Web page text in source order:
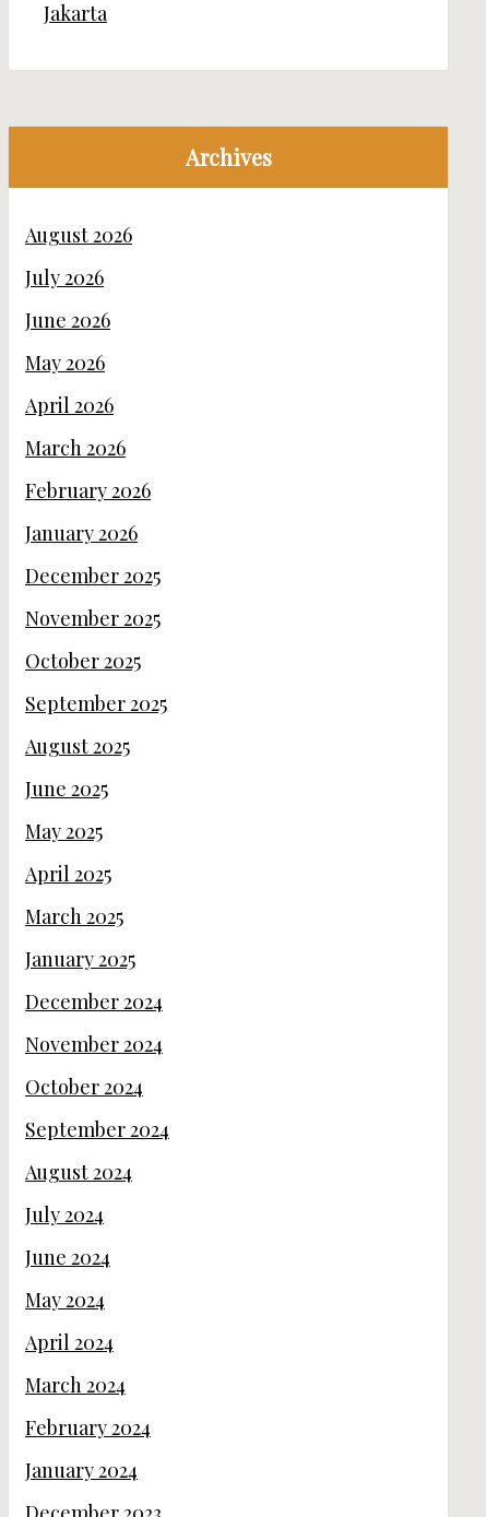
Jakarta
Archives
August 2026
July 2026
June 2026
May 2026
April 2026
March 2026
February 2026
January 2026
December 2025
November 2025
October 2025
September 2025
August 2025
June 2025
May 2025
April 2025
March 2025
January 2025
December 2024
November 2024
October 2024
September 2024
August 2024
July 2024
June 2024
May 2024
April 2024
March 2024
February 2024
January 2024